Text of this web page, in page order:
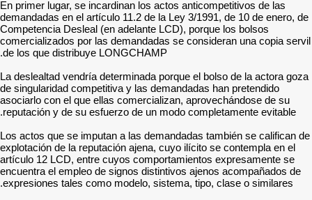
En primer lugar, se
demandadas en el artículo
Competencia Desleal (en
comercializados por las
La deslealtad vendría
de singularidad
asociarlo con el que ellas
reputación y de su
Los actos que se imputan
explotación de la
artículo 12 LCD, entre
encuentra el empleo de
expresiones tales como